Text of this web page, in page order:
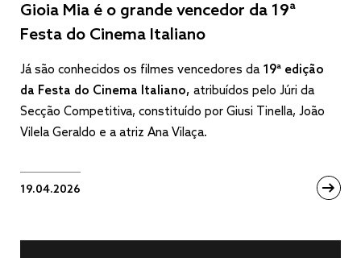
Gioia Mia é o grande vencedor da 19ª
Festa do Cinema Italiano
Já são conhecidos os filmes vencedores da 19ª edição
da Festa do Cinema Italiano, atribuídos pelo Júri da
Secção Competitiva, constituído por Giusi Tinella, João
Vilela Geraldo e a atriz Ana Vilaça.
19.04.2026